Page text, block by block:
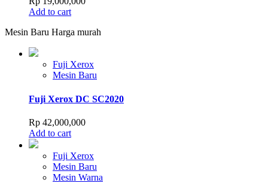
Add to cart
Mesin Baru Harga murah
Fuji Xerox
Mesin Baru
Fuji Xerox DC SC2020
Rp 42,000,000
Add to cart
Fuji Xerox
Mesin Baru
Mesin Warna